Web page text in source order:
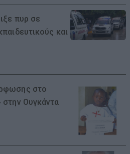
πυρ σε
και
στο
Ουγκάντα